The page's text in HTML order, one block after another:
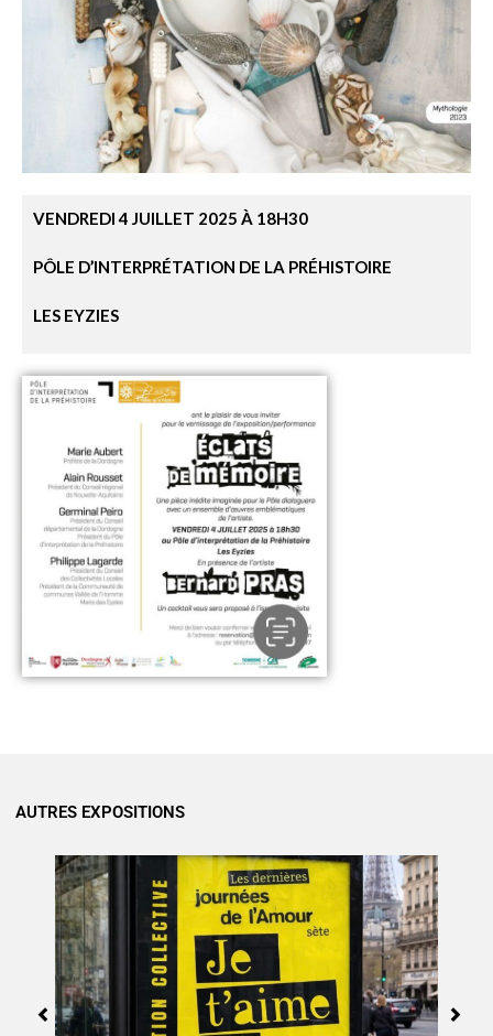
VENDREDI 4 JUILLET 2025 À 18H30
PÔLE D’INTERPRÉTATION DE LA PRÉHISTOIRE
LES EYZIES
AUTRES EXPOSITIONS